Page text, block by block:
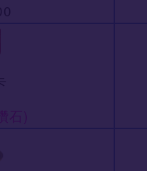
石)